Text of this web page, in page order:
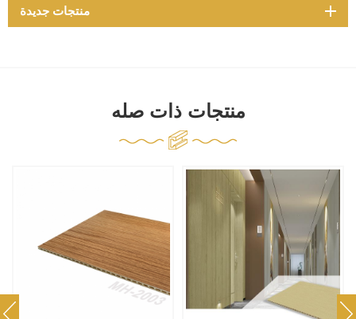
منتجات جديدة
منتجات ذات صله